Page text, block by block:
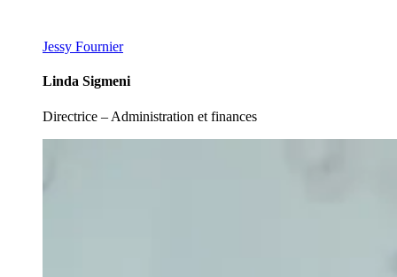
Jessy Fournier
Linda Sigmeni
Directrice – Administration et finances